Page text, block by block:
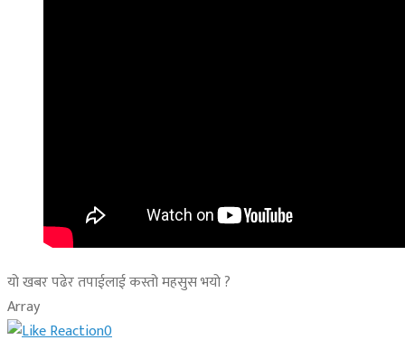
यो खबर पढेर तपाईलाई कस्तो महसुस भयो ?
Array
0